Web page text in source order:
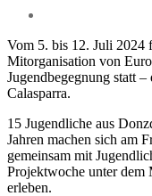
Vom 5. bis 12. Juli 2024
Mitorganisation von
Jugendbegegnung statt –
Calasparra.
15 Jugendliche aus
Jahren machen sich am
gemeinsam mit
Projektwoche unter dem
erleben.